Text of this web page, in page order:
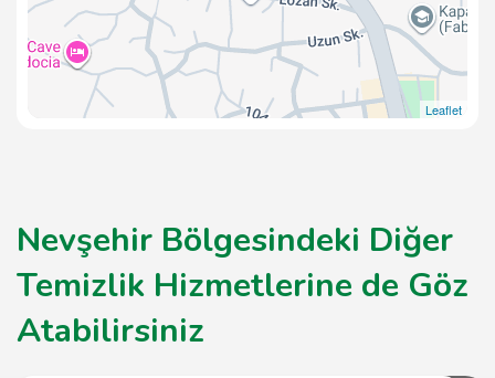
Leaflet
Nevşehir Bölgesindeki Diğer
Temizlik Hizmetlerine de Göz
Atabilirsiniz